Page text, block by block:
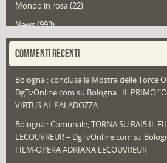
Mondo in rosa(22)
News(993)
Portfolio(1)
Redazioni(1.049)
Speciali (22)
Sport
That's Bologna Magazine(25)
COMMENTI RECENTI
Bologna : conclusa la Mostra delle Torce
DgTvOnline.com su Bologna : IL PRIMO
VIRTUS AL PALADOZZA
Bologna : Comunale, TORNA SU RAI5 IL
LECOUVREUR – DgTvOnline.com su
FILM-OPERA ADRIANA LECOUVREUR